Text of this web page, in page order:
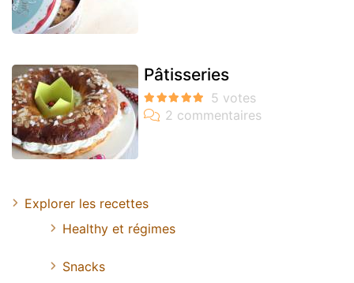
Pâtisseries
Explorer les recettes
Healthy et régimes
Snacks